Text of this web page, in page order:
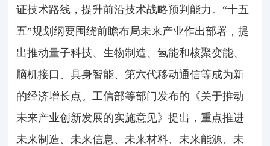
证技术路线，提升前沿技术战略预判能力。“十五
五”规划纲要围绕前瞻布局未来产业作出部署，提
出推动量子科技、生物制造、氢能和核聚变能、
脑机接口、具身智能、第六代移动通信等成为新
的经济增长点。工信部等部门发布的《关于推动
未来产业创新发展的实施意见》提出，重点推进
未来制造、未来信息、未来材料、未来能源、未